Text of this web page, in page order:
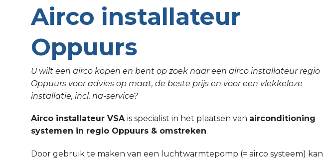
Airco installateur
Oppuurs
U wilt een airco kopen en bent op zoek naar een airco installateur regio
Oppuurs voor advies op maat, de beste prijs en voor een vlekkeloze
installatie, incl. na-service?
Airco installateur VSA is specialist in het plaatsen van airconditioning
systemen in regio Oppuurs & omstreken.
Door gebruik te maken van een luchtwarmtepomp (= airco systeem) kan